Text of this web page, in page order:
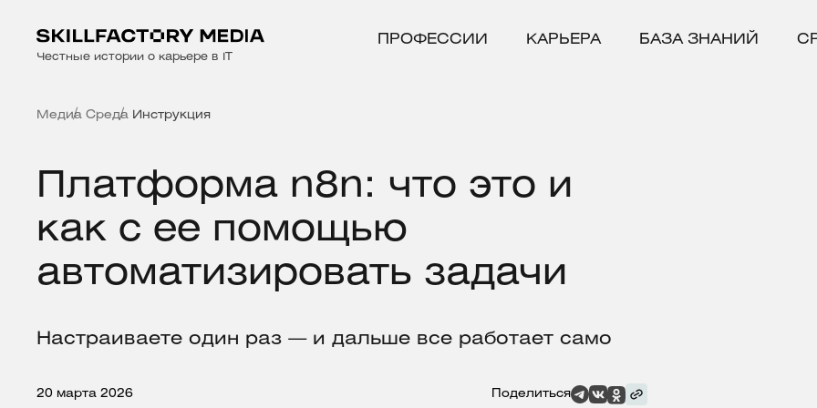
Честные истории о карьере в IT
ПРОФЕССИИ КАРЬЕРА БАЗА ЗНАНИЙ
Медиа Среда Инструкция
Платформа n8n: что это и
как с ее помощью
автоматизировать задачи
Настраиваете один раз — и дальше все работает само
20 марта 2026 Поделиться